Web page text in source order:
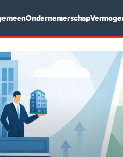
Ondernemerschap